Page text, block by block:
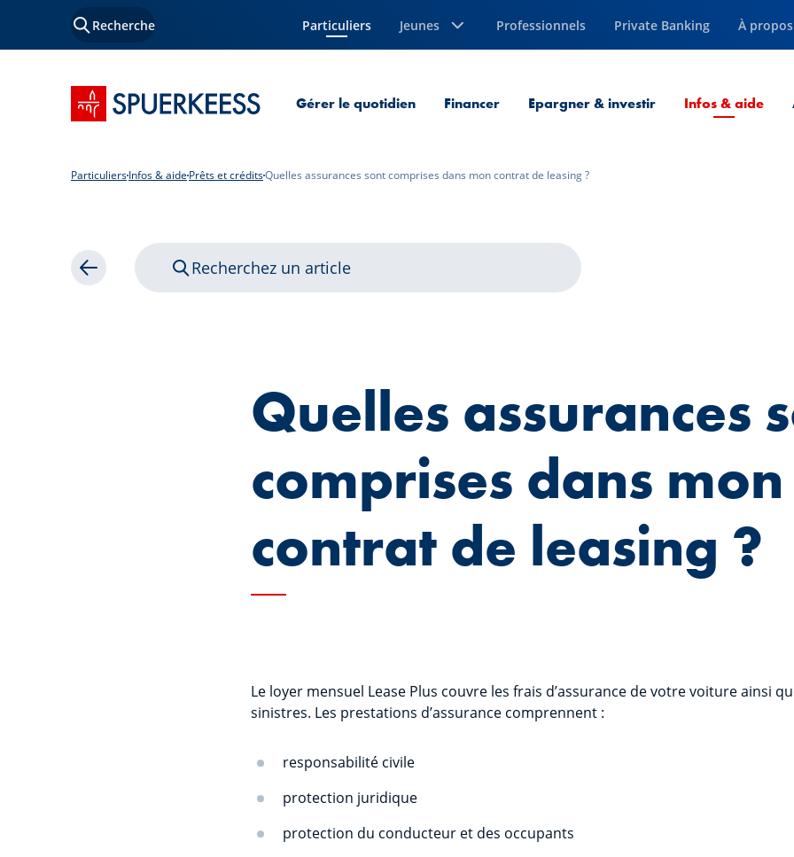
Recherche Particuliers
Page courante Jeunes Professionnels Private Banking À
Accueil SPUERKEESS Gérer le quotidien Financer Epargner & investir Infos & aide
ParticuliersInfos & aide Prêts et créditsQuelles assurances sont comprises dans mon contrat de leasing ?
Retour Recherchez un article
Quelles assurances
comprises dans mon
contrat de leasing ?
Le loyer mensuel Lease Plus couvre les frais d’assurance de votre voiture ainsi
sinistres. Les prestations d’assurance comprennent :
responsabilité civile
protection juridique
protection du conducteur et des occupants